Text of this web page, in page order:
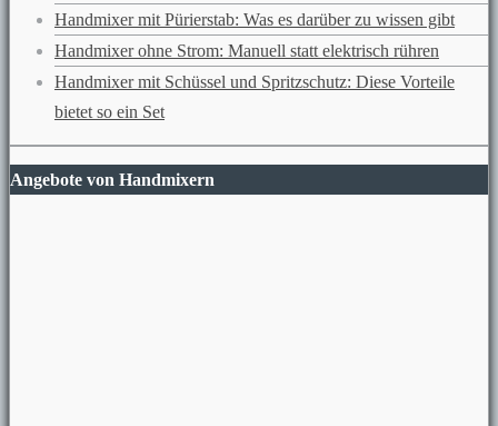
Handmixer mit Pürierstab: Was es darüber zu wissen gibt
Handmixer ohne Strom: Manuell statt elektrisch rühren
Handmixer mit Schüssel und Spritzschutz: Diese Vorteile
bietet so ein Set
Angebote von Handmixern